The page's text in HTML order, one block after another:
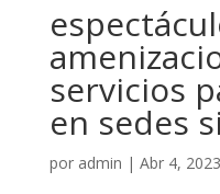
servicios
en sedes
por admin | Abr 4, 2023